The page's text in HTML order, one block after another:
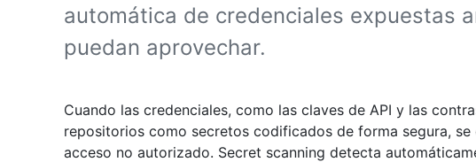
automática de credenciales expuestas
puedan aprovechar.
Cuando las credenciales, como las claves de API y las
repositorios como secretos codificados de forma segura,
acceso no autorizado. Secret scanning detecta